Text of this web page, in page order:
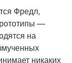
Фредл,
—
на
никаких